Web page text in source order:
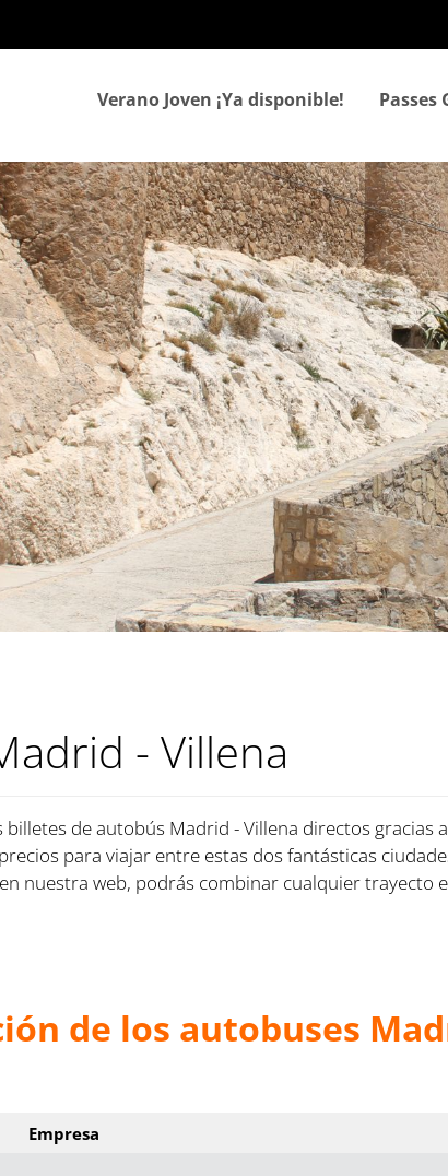
conteúdo
Verano Joven ¡Ya disponible!
- Villena
billetes de autobús Madrid - Villena directos
para viajar entre estas dos fantásticas
nuestra web, podrás combinar cualquier trayecto
de los autobuses
Empresa